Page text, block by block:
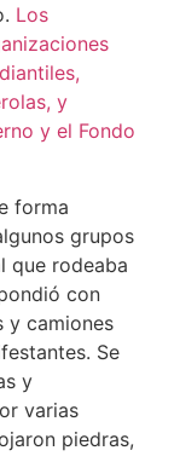
Los
y
y el Fondo
forma
grupos
que rodeaba
con
y camiones
Se
y
varias
piedras,